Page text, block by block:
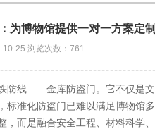
为博物馆提供一对一方案定制
10-25 浏览次数：761
防线——金库防盗门。它不仅是
准化防盗门已难以满足博物馆
，而是融合安全工程、材料科学